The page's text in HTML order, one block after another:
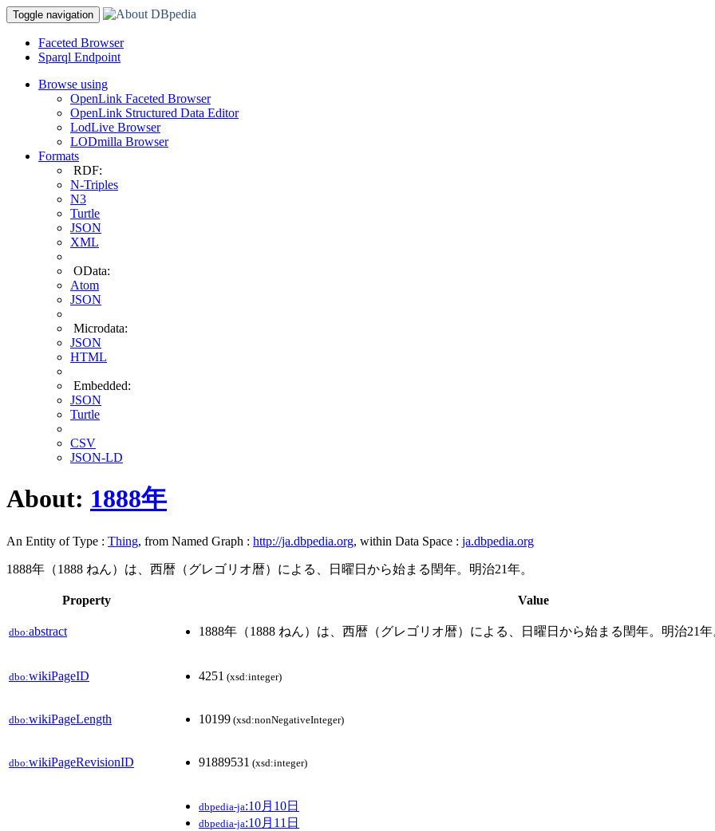
Toggle navigation
Faceted Browser
Sparql Endpoint
Browse using
OpenLink Faceted Browser
OpenLink Structured Data Editor
LodLive Browser
LODmilla Browser
Formats
RDF:
N-Triples
N3
Turtle
JSON
XML
OData:
Atom
JSON
Microdata:
JSON
HTML
Embedded:
JSON
Turtle
CSV
JSON-LD
About: 1888年
An Entity of Type : Thing, from Named Graph : http://ja.dbpedia.org, within Data Space : ja.dbpedia.org
1888年（1888 ねん）は、西暦（グレゴリオ暦）による、日曜日から始まる閏年。明治21年。
Property Value
dbo:abstract 1888年（1888 ねん）は、西暦（グレゴリオ暦）による、日曜日から始まる閏年。明治21年
dbo:wikiPageID 4251 (xsd:integer)
dbo:wikiPageLength 10199 (xsd:nonNegativeInteger)
dbo:wikiPageRevisionID 91889531 (xsd:integer)
dbpedia-ja:10月10日
dbpedia-ja:10月11日